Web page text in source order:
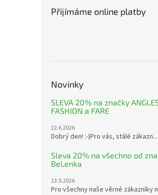
Přijímáme online platby
Novinky
SLEVA 20% na značky
FASHION a FARE
22.6.2026
Dobrý den! :-)Pro vás, stálé zákazn...
Sleva 20% na všechno od
BeLenka
13.5.2026
Pro všechny naše věrné zákazníky